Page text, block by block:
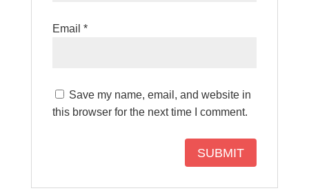
Email *
Save my name, email, and website in
this browser for the next time I comment.